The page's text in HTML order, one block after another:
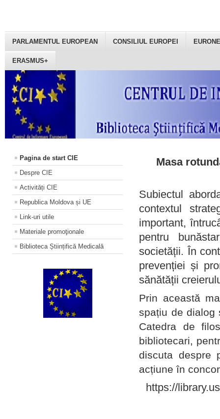
PARLAMENTUL EUROPEAN CONSILIUL EUROPEI
ERASMUS+
Pagina de start CIE
Despre CIE
Activități CIE
Republica Moldova și UE
Link-uri utile
Materiale promoţionale
Biblioteca Științifică Medicală
Masa
Subiectul
contextul
important,
pentru
societății. În
prevenției și
sănătății
Prin această
spațiu de dialog
Catedra de
bibliotecari,
discuta despre
acțiune în
https://